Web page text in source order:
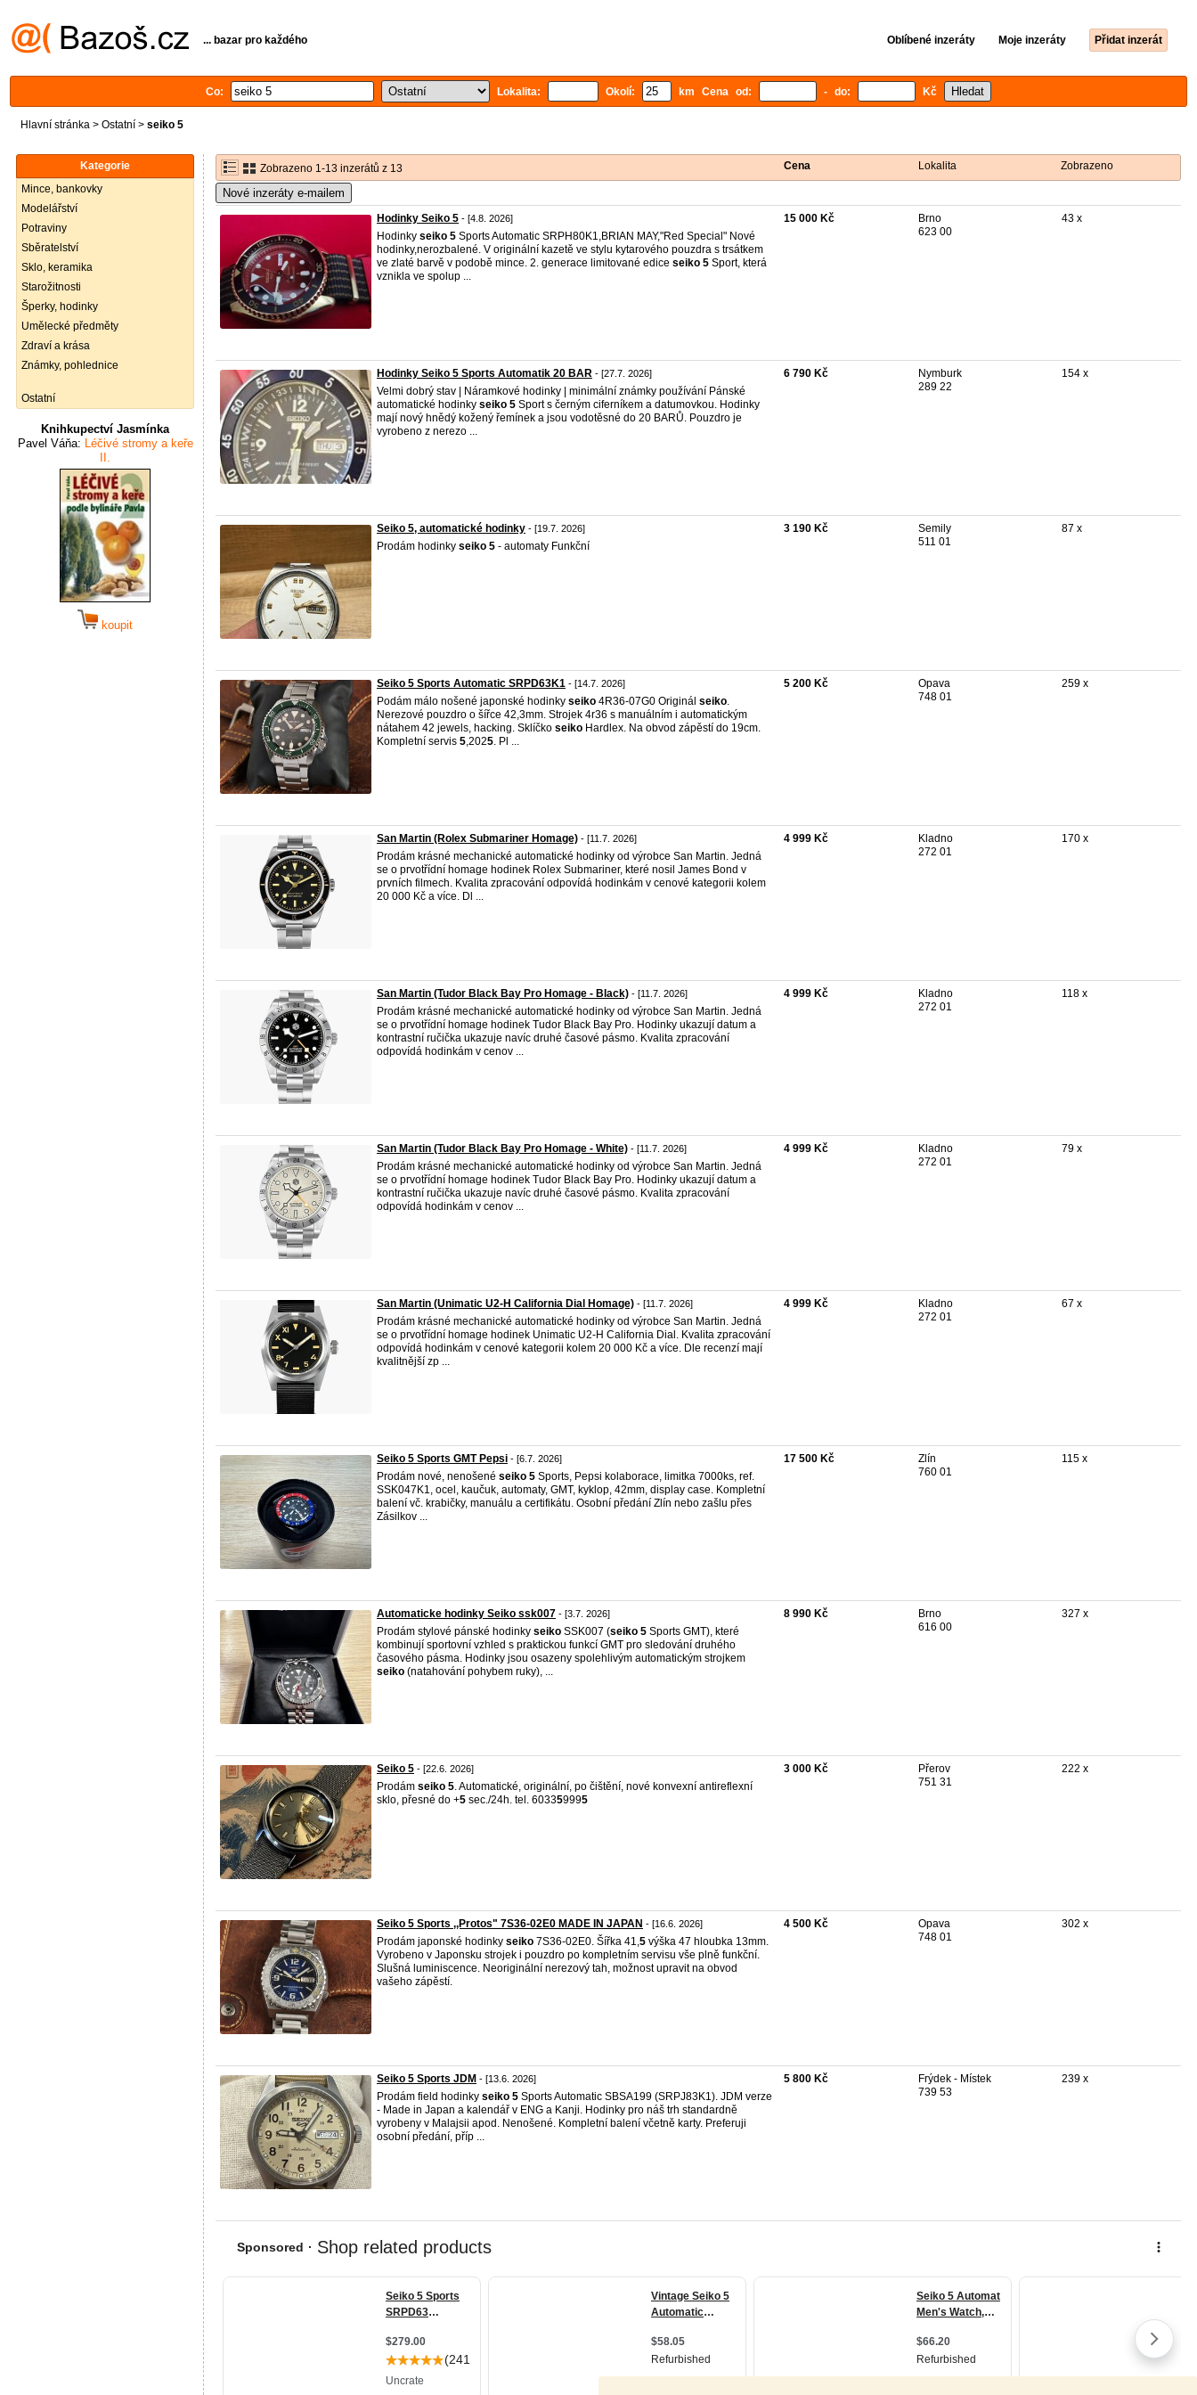
... bazar pro každého Oblíbené inzeráty Moje inzeráty Přidat inzerát
Co: Lokalita: Okolí: km Cena od: - do: Kč
Hlavní stránka > Ostatní > seiko 5
Kategorie
Mince, bankovky
Modelářství
Potraviny
Sběratelství
Sklo, keramika
Starožitnosti
Šperky, hodinky
Umělecké předměty
Zdraví a krása
Známky, pohlednice
Ostatní
Knihkupectví Jasmínka
Pavel Váňa: Léčivé stromy a keře
II.
koupit
Zobrazeno 1-13 inzerátů z 13 Cena Lokalita Zobrazeno
Nové inzeráty e-mailem
Hodinky Seiko 5 - [4.8. 2026]
Hodinky seiko 5 Sports Automatic SRPH80K1,BRIAN MAY,"Red Special" Nové
hodinky,nerozbalené. V originální kazetě ve stylu kytarového pouzdra s trsátkem
ve zlaté barvě v podobě mince. 2. generace limitované edice seiko 5 Sport, která
vznikla ve spolup ...
15 000 Kč
Brno
623 00
43 x
Hodinky Seiko 5 Sports Automatik 20 BAR - [27.7. 2026]
Velmi dobrý stav | Náramkové hodinky | minimální známky používání Pánské
automatické hodinky seiko 5 Sport s černým ciferníkem a datumovkou. Hodinky
mají nový hnědý kožený řemínek a jsou vodotěsné do 20 BARŮ. Pouzdro je
vyrobeno z nerezo ...
6 790 Kč
Nymburk
289 22
154 x
Seiko 5, automatické hodinky - [19.7. 2026]
Prodám hodinky seiko 5 - automaty Funkční
3 190 Kč
Semily
511 01
87 x
Seiko 5 Sports Automatic SRPD63K1 - [14.7. 2026]
Podám málo nošené japonské hodinky seiko 4R36-07G0 Originál seiko.
Nerezové pouzdro o šířce 42,3mm. Strojek 4r36 s manuálním i automatickým
nátahem 42 jewels, hacking. Sklíčko seiko Hardlex. Na obvod zápěstí do 19cm.
Kompletní servis 5,2025. Pl ...
5 200 Kč
Opava
748 01
259 x
San Martin (Rolex Submariner Homage) - [11.7. 2026]
Prodám krásné mechanické automatické hodinky od výrobce San Martin. Jedná
se o prvotřídní homage hodinek Rolex Submariner, které nosil James Bond v
prvních filmech. Kvalita zpracování odpovídá hodinkám v cenové kategorii kolem
20 000 Kč a více. Dl ...
4 999 Kč
Kladno
272 01
170 x
San Martin (Tudor Black Bay Pro Homage - Black) - [11.7. 2026]
Prodám krásné mechanické automatické hodinky od výrobce San Martin. Jedná
se o prvotřídní homage hodinek Tudor Black Bay Pro. Hodinky ukazují datum a
kontrastní ručička ukazuje navíc druhé časové pásmo. Kvalita zpracování
odpovídá hodinkám v cenov ...
4 999 Kč
Kladno
272 01
118 x
San Martin (Tudor Black Bay Pro Homage - White) - [11.7. 2026]
Prodám krásné mechanické automatické hodinky od výrobce San Martin. Jedná
se o prvotřídní homage hodinek Tudor Black Bay Pro. Hodinky ukazují datum a
kontrastní ručička ukazuje navíc druhé časové pásmo. Kvalita zpracování
odpovídá hodinkám v cenov ...
4 999 Kč
Kladno
272 01
79 x
San Martin (Unimatic U2-H California Dial Homage) - [11.7. 2026]
Prodám krásné mechanické automatické hodinky od výrobce San Martin. Jedná
se o prvotřídní homage hodinek Unimatic U2-H California Dial. Kvalita zpracování
odpovídá hodinkám v cenové kategorii kolem 20 000 Kč a více. Dle recenzí mají
kvalitnější zp ...
4 999 Kč
Kladno
272 01
67 x
Seiko 5 Sports GMT Pepsi - [6.7. 2026]
Prodám nové, nenošené seiko 5 Sports, Pepsi kolaborace, limitka 7000ks, ref.
SSK047K1, ocel, kaučuk, automaty, GMT, kyklop, 42mm, display case. Kompletní
balení vč. krabičky, manuálu a certifikátu. Osobní předání Zlín nebo zašlu přes
Zásilkov ...
17 500 Kč
Zlín
760 01
115 x
Automaticke hodinky Seiko ssk007 - [3.7. 2026]
Prodám stylové pánské hodinky seiko SSK007 (seiko 5 Sports GMT), které
kombinují sportovní vzhled s praktickou funkcí GMT pro sledování druhého
časového pásma. Hodinky jsou osazeny spolehlivým automatickým strojkem
seiko (natahování pohybem ruky), ...
8 990 Kč
Brno
616 00
327 x
Seiko 5 - [22.6. 2026]
Prodám seiko 5. Automatické, originální, po čištění, nové konvexní antireflexní
sklo, přesné do +5 sec./24h. tel. 603359995
3 000 Kč
Přerov
751 31
222 x
Seiko 5 Sports ,,Protos" 7S36-02E0 MADE IN JAPAN - [16.6. 2026]
Prodám japonské hodinky seiko 7S36-02E0. Šířka 41,5 výška 47 hloubka 13mm.
Vyrobeno v Japonsku strojek i pouzdro po kompletním servisu vše plně funkční.
Slušná luminiscence. Neoriginální nerezový tah, možnost upravit na obvod
vašeho zápěstí.
4 500 Kč
Opava
748 01
302 x
Seiko 5 Sports JDM - [13.6. 2026]
Prodám field hodinky seiko 5 Sports Automatic SBSA199 (SRPJ83K1). JDM verze
- Made in Japan a kalendář v ENG a Kanji. Hodinky pro náš trh standardně
vyrobeny v Malajsii apod. Nenošené. Kompletní balení včetně karty. Preferuji
osobní předání, příp ...
5 800 Kč
Frýdek - Místek
739 53
239 x